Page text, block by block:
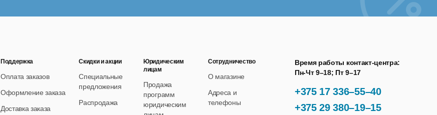
+375 17 336–55–40
+375 29 380–19–15
Время работы контакт-центра:
Пн-Чт 9–18; Пт 9–17
Поддержка
Оплата заказов
Оформление заказа
Доставка заказа
Скидки и акции
Специальные
предложения
Распродажа
Юридическим
лицам
Продажа
программ
юридическим
Сотрудничество
О магазине
Адреса и
телефоны